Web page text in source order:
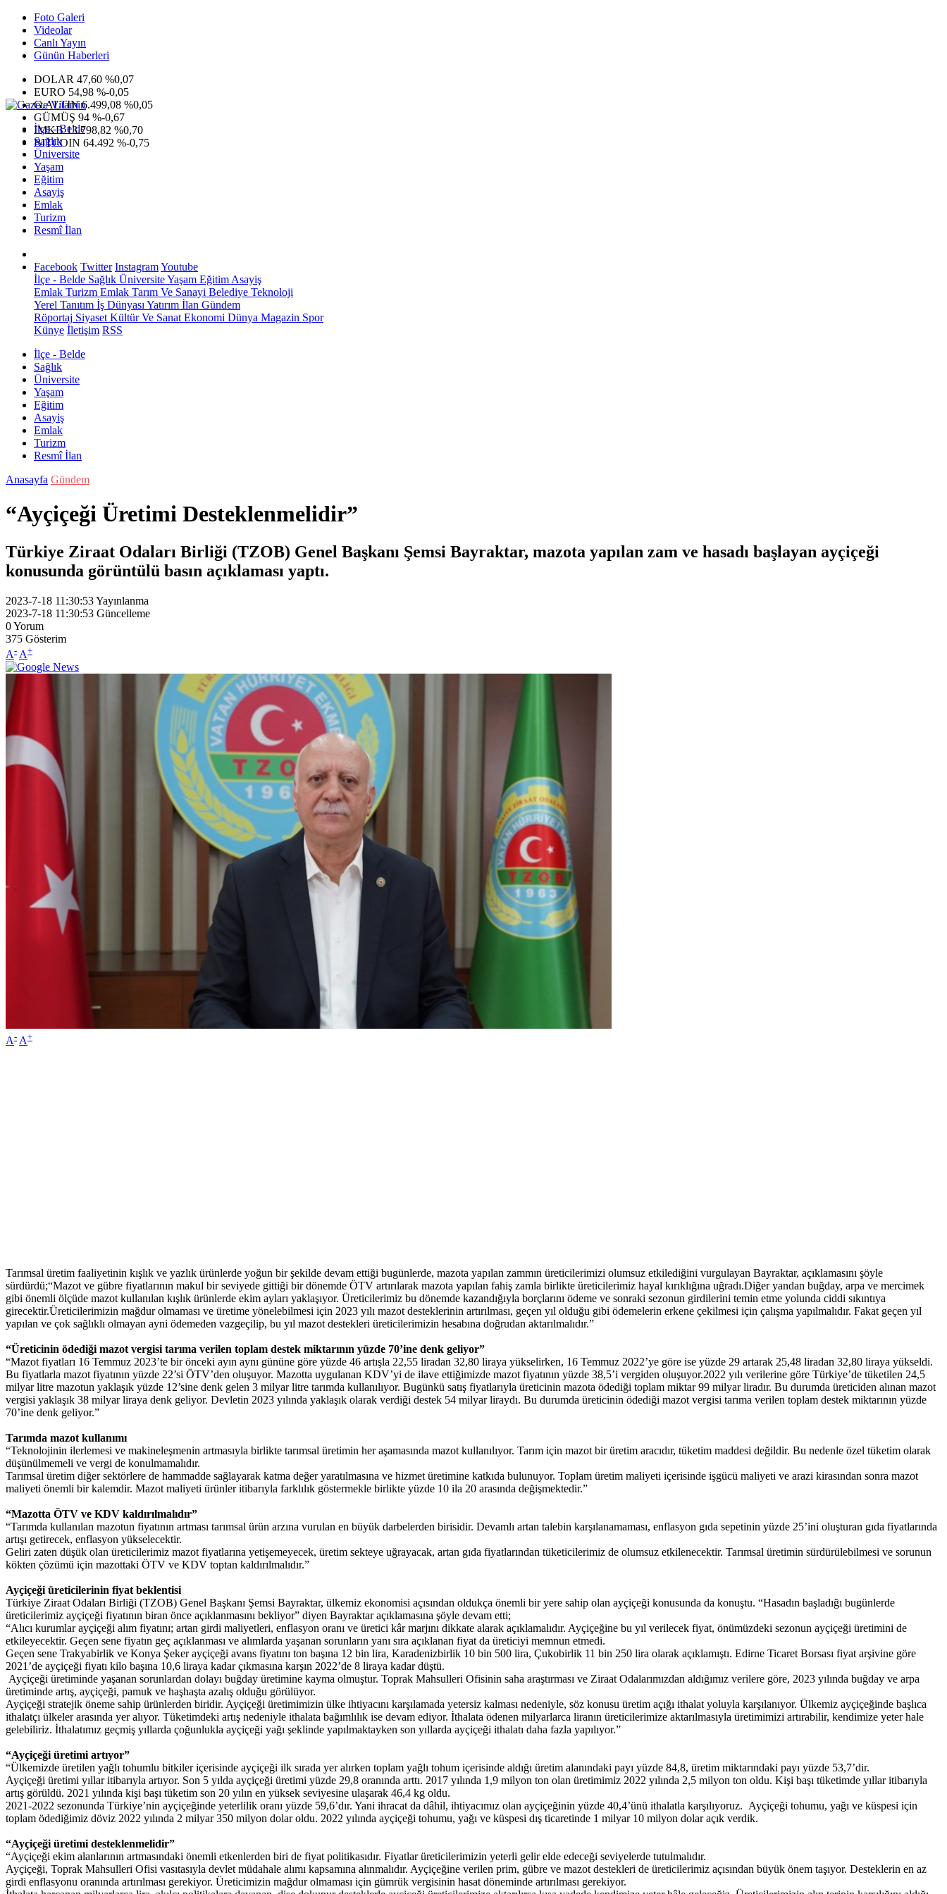
Foto Galeri
Videolar
Canlı Yayın
Günün Haberleri
DOLAR 47,60 %0,07
EURO 54,98 %-0,05
G.ALTIN6.499,08 %0,05
GÜMÜŞ 94 %-0,67
IMKB13.798,82 %0,70
BITCOIN 64.492 %-0,75
İlçe - Belde
Sağlık
Üniversite
Yaşam
Eğitim
Asayiş
Emlak
Turizm
Resmî İlan
Facebook Twitter InstagramYoutube
İlçe - Belde Sağlık ÜniversiteYaşam Eğitim Asayiş
Emlak Turizm Emlak Tarım Ve Sanayi Belediye Teknoloji
Yerel Tanıtım İş Dünyası Yatırım İlan Gündem
Röportaj Siyaset Kültür Ve Sanat Ekonomi Dünya Magazin Spor
Künye İletişim RSS
İlçe - Belde
Sağlık
Üniversite
Yaşam
Eğitim
Asayiş
Emlak
Turizm
Resmî İlan
Anasayfa Gündem
“Ayçiçeği Üretimi Desteklenmelidir”
Türkiye Ziraat Odaları Birliği (TZOB) Genel Başkanı Şemsi Bayraktar, mazota yapılan zam ve hasadı başlayan ayçiçeği
konusunda görüntülü basın açıklaması yaptı.
2023-7-18 11:30:53Yayınlanma
2023-7-18 11:30:53 Güncelleme
0Yorum
375 Gösterim
A- A+
A- A+
Tarımsal üretim faaliyetinin kışlık ve yazlık ürünlerde yoğun bir şekilde devam ettiği bugünlerde, mazota yapılan zammın üreticilerimizi olumsuz etkilediğini vurgulayan Bayraktar, açıklamasını şöyle
sürdürdü;“Mazot ve gübre fiyatlarının makul bir seviyede gittiği bir dönemde ÖTV artırılarak mazota yapılan fahiş zamla birlikte üreticilerimiz hayal kırıklığına uğradı.Diğer yandan buğday, arpa ve mercimek
gibi önemli ölçüde mazot kullanılan kışlık ürünlerde ekim ayları yaklaşıyor. Üreticilerimiz bu dönemde kazandığıyla borçlarını ödeme ve sonraki sezonun girdilerini temin etme yolunda ciddi sıkıntıya
girecektir.Üreticilerimizin mağdur olmaması ve üretime yönelebilmesi için 2023 yılı mazot desteklerinin artırılması, geçen yıl olduğu gibi ödemelerin erkene çekilmesi için çalışma yapılmalıdır. Fakat geçen yıl
yapılan ve çok sağlıklı olmayan ayni ödemeden vazgeçilip, bu yıl mazot destekleri üreticilerimizin hesabına doğrudan aktarılmalıdır.”
“Üreticinin ödediği mazot vergisi tarıma verilen toplam destek miktarının yüzde 70’ine denk geliyor”
“Mazot fiyatları 16 Temmuz 2023’te bir önceki ayın aynı gününe göre yüzde 46 artışla 22,55 liradan 32,80 liraya yükselirken, 16 Temmuz 2022’ye göre ise yüzde 29 artarak 25,48 liradan 32,80 liraya yükseldi.
Bu fiyatlarla mazot fiyatının yüzde 22’si ÖTV’den oluşuyor. Mazotta uygulanan KDV’yi de ilave ettiğimizde mazot fiyatının yüzde 38,5’i vergiden oluşuyor.2022 yılı verilerine göre Türkiye’de tüketilen 24,5
milyar litre mazotun yaklaşık yüzde 12’sine denk gelen 3 milyar litre tarımda kullanılıyor. Bugünkü satış fiyatlarıyla üreticinin mazota ödediği toplam miktar 99 milyar liradır. Bu durumda üreticiden alınan mazot
vergisi yaklaşık 38 milyar liraya denk geliyor. Devletin 2023 yılında yaklaşık olarak verdiği destek 54 milyar liraydı. Bu durumda üreticinin ödediği mazot vergisi tarıma verilen toplam destek miktarının yüzde
70’ine denk geliyor.”
Tarımda mazot kullanımı
“Teknolojinin ilerlemesi ve makineleşmenin artmasıyla birlikte tarımsal üretimin her aşamasında mazot kullanılıyor. Tarım için mazot bir üretim aracıdır, tüketim maddesi değildir. Bu nedenle özel tüketim olarak
düşünülmemeli ve vergi de konulmamalıdır.
Tarımsal üretim diğer sektörlere de hammadde sağlayarak katma değer yaratılmasına ve hizmet üretimine katkıda bulunuyor. Toplam üretim maliyeti içerisinde işgücü maliyeti ve arazi kirasından sonra mazot
maliyeti önemli bir kalemdir. Mazot maliyeti ürünler itibarıyla farklılık göstermekle birlikte yüzde 10 ila 20 arasında değişmektedir.”
“Mazotta ÖTV ve KDV kaldırılmalıdır”
“Tarımda kullanılan mazotun fiyatının artması tarımsal ürün arzına vurulan en büyük darbelerden birisidir. Devamlı artan talebin karşılanamaması, enflasyon gıda sepetinin yüzde 25’ini oluşturan gıda fiyatlarında
artışı getirecek, enflasyon yükselecektir.
Geliri zaten düşük olan üreticilerimiz mazot fiyatlarına yetişemeyecek, üretim sekteye uğrayacak, artan gıda fiyatlarından tüketicilerimiz de olumsuz etkilenecektir. Tarımsal üretimin sürdürülebilmesi ve sorunun
kökten çözümü için mazottaki ÖTV ve KDV toptan kaldırılmalıdır.”
Ayçiçeği üreticilerinin fiyat beklentisi
Türkiye Ziraat Odaları Birliği (TZOB) Genel Başkanı Şemsi Bayraktar, ülkemiz ekonomisi açısından oldukça önemli bir yere sahip olan ayçiçeği konusunda da konuştu. “Hasadın başladığı bugünlerde
üreticilerimiz ayçiçeği fiyatının biran önce açıklanmasını bekliyor” diyen Bayraktar açıklamasına şöyle devam etti;
“Alıcı kurumlar ayçiçeği alım fiyatını; artan girdi maliyetleri, enflasyon oranı ve üretici kâr marjını dikkate alarak açıklamalıdır. Ayçiçeğine bu yıl verilecek fiyat, önümüzdeki sezonun ayçiçeği üretimini de
etkileyecektir. Geçen sene fiyatın geç açıklanması ve alımlarda yaşanan sorunların yanı sıra açıklanan fiyat da üreticiyi memnun etmedi.
Geçen sene Trakyabirlik ve Konya Şeker ayçiçeği avans fiyatını ton başına 12 bin lira, Karadenizbirlik 10 bin 500 lira, Çukobirlik 11 bin 250 lira olarak açıklamıştı. Edirne Ticaret Borsası fiyat arşivine göre
2021’de ayçiçeği fiyatı kilo başına 10,6 liraya kadar çıkmasına karşın 2022’de 8 liraya kadar düştü.
Ayçiçeği üretiminde yaşanan sorunlardan dolayı buğday üretimine kayma olmuştur. Toprak Mahsulleri Ofisinin saha araştırması ve Ziraat Odalarımızdan aldığımız verilere göre, 2023 yılında buğday ve arpa
üretiminde artış, ayçiçeği, pamuk ve haşhaşta azalış olduğu görülüyor.
Ayçiçeği stratejik öneme sahip ürünlerden biridir. Ayçiçeği üretimimizin ülke ihtiyacını karşılamada yetersiz kalması nedeniyle, söz konusu üretim açığı ithalat yoluyla karşılanıyor. Ülkemiz ayçiçeğinde başlıca
ithalatçı ülkeler arasında yer alıyor. Tüketimdeki artış nedeniyle ithalata bağımlılık ise devam ediyor. İthalata ödenen milyarlarca liranın üreticilerimize aktarılmasıyla üretimimizi artırabilir, kendimize yeter hale
gelebiliriz. İthalatımız geçmiş yıllarda çoğunlukla ayçiçeği yağı şeklinde yapılmaktayken son yıllarda ayçiçeği ithalatı daha fazla yapılıyor.”
“Ayçiçeği üretimi artıyor”
“Ülkemizde üretilen yağlı tohumlu bitkiler içerisinde ayçiçeği ilk sırada yer alırken toplam yağlı tohum içerisinde aldığı üretim alanındaki payı yüzde 84,8, üretim miktarındaki payı yüzde 53,7’dir.
Ayçiçeği üretimi yıllar itibarıyla artıyor. Son 5 yılda ayçiçeği üretimi yüzde 29,8 oranında arttı. 2017 yılında 1,9 milyon ton olan üretimimiz 2022 yılında 2,5 milyon ton oldu. Kişi başı tüketimde yıllar itibarıyla
artış görüldü. 2021 yılında kişi başı tüketim son 20 yılın en yüksek seviyesine ulaşarak 46,4 kg oldu.
2021-2022 sezonunda Türkiye’nin ayçiçeğinde yeterlilik oranı yüzde 59,6’dır. Yani ihracat da dâhil, ihtiyacımız olan ayçiçeğinin yüzde 40,4’ünü ithalatla karşılıyoruz. Ayçiçeği tohumu, yağı ve küspesi için
toplam ödediğimiz döviz 2022 yılında 2 milyar 350 milyon dolar oldu. 2022 yılında ayçiçeği tohumu, yağı ve küspesi dış ticaretinde 1 milyar 10 milyon dolar açık verdik.
“Ayçiçeği üretimi desteklenmelidir”
“Ayçiçeği ekim alanlarının artmasındaki önemli etkenlerden biri de fiyat politikasıdır. Fiyatlar üreticilerimizin yeterli gelir elde edeceği seviyelerde tutulmalıdır.
Ayçiçeği, Toprak Mahsulleri Ofisi vasıtasıyla devlet müdahale alımı kapsamına alınmalıdır. Ayçiçeğine verilen prim, gübre ve mazot destekleri de üreticilerimiz açısından büyük önem taşıyor. Desteklerin en az
girdi enflasyonu oranında artırılması gerekiyor. Üreticimizin mağdur olmaması için gümrük vergisinin hasat döneminde artırılması gerekiyor.